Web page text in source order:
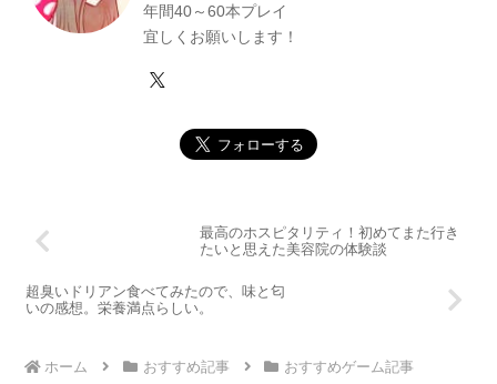
年間40～60本プレイ
宜しくお願いします！
最高のホスピタリティ！初めてまた行き
たいと思えた美容院の体験談
超臭いドリアン食べてみたので、味と匂
いの感想。栄養満点らしい。
ホーム おすすめ記事 おすすめゲーム記事